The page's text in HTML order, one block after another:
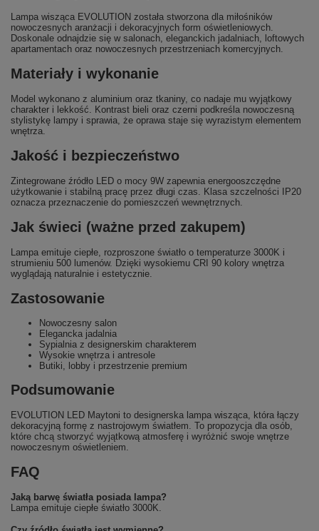
Lampa wisząca EVOLUTION została stworzona dla miłośników
nowoczesnych aranżacji i dekoracyjnych form oświetleniowych.
Doskonale odnajdzie się w salonach, eleganckich jadalniach, loftowych
apartamentach oraz nowoczesnych przestrzeniach komercyjnych.
Materiały i wykonanie
Model wykonano z aluminium oraz tkaniny, co nadaje mu wyjątkowy
charakter i lekkość. Kontrast bieli oraz czerni podkreśla nowoczesną
stylistykę lampy i sprawia, że oprawa staje się wyrazistym elementem
wnętrza.
Jakość i bezpieczeństwo
Zintegrowane źródło LED o mocy 9W zapewnia energooszczędne
użytkowanie i stabilną pracę przez długi czas. Klasa szczelności IP20
oznacza przeznaczenie do pomieszczeń wewnętrznych.
Jak świeci (ważne przed zakupem)
Lampa emituje ciepłe, rozproszone światło o temperaturze 3000K i
strumieniu 500 lumenów. Dzięki wysokiemu CRI 90 kolory wnętrza
wyglądają naturalnie i estetycznie.
Zastosowanie
Nowoczesny salon
Elegancka jadalnia
Sypialnia z designerskim charakterem
Wysokie wnętrza i antresole
Butiki, lobby i przestrzenie premium
Podsumowanie
EVOLUTION LED Maytoni to designerska lampa wisząca, która łączy
dekoracyjną formę z nastrojowym światłem. To propozycja dla osób,
które chcą stworzyć wyjątkową atmosferę i wyróżnić swoje wnętrze
nowoczesnym oświetleniem.
FAQ
Jaką barwę światła posiada lampa?
Lampa emituje ciepłe światło 3000K.